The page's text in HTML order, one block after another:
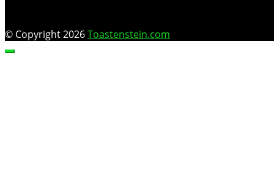
© Copyright 2026Toastenstein.com